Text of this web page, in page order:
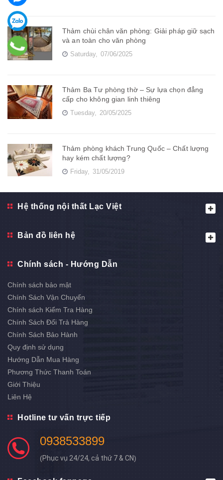
Thảm chùi chân văn phòng: Giải pháp giữ sạch
và an toàn cho văn phòng
Saturday, 07/06/2025
Thảm Ba Tư phòng thờ – Sự lựa chọn đẳng
cấp cho không gian linh thiêng
Tuesday, 20/05/2025
Thảm phòng khách Trung Quốc – Chất lượng
hay kém chất lượng?
Friday, 31/05/2019
Hệ thống nội thất Lạc Việt
Bản đồ liên hệ
Chính sách - Hướng Dẫn
Chính sách bảo mật
Chính Sách Vận Chuyển
Chính sách Kiểm Tra Hàng
Chính Sách Đổi Trả Hàng
Chính Sách Bảo Hành
Quy định sử dụng
Hướng Dẫn Mua Hàng
Phương Thức Thanh Toán
Giới Thiệu
Liên Hệ
Hotline tư vấn trực tiếp
0938533899
(Phục vụ 24/24, cả thứ 7 & CN)